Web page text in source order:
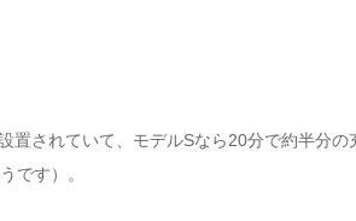
されていて、モデルSなら20分で約半分の
です）。